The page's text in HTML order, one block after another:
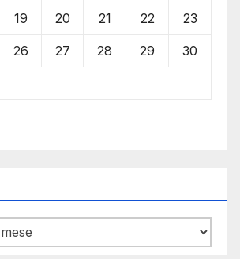
19 20 21 22 23
26 27 28 29 30